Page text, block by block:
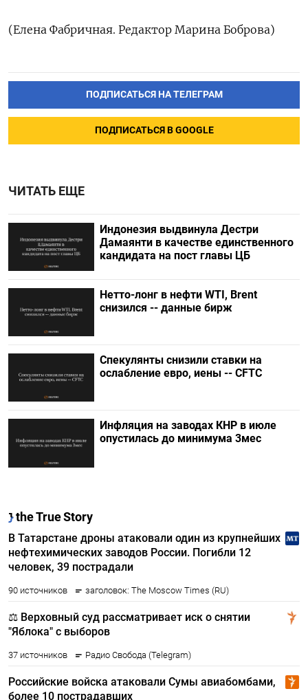
(Елена Фабричная. Редактор Марина Боброва)
ПОДПИСАТЬСЯ НА ТЕЛЕГРАМ
ПОДПИСАТЬСЯ В GOOGLE
ЧИТАТЬ ЕЩЕ
Индонезия выдвинула Дестри
⁠Дамаянти в качестве единственного
кандидата на пост главы ЦБ
Нетто-лонг в нефти WTI, Brent
снизился -- данные бирж
Спекулянты снизили ставки на
ослабление евро, иены -- CFTC
Инфляция на заводах КНР в июле
опустилась до минимума 3мес